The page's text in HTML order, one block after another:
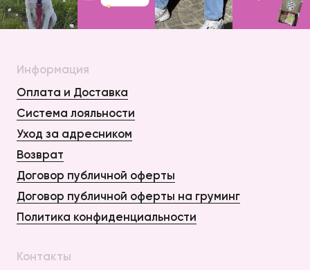
Информация
Оплата и Доставка
Система лояльности
Уход за адресником
Возврат
Договор публичной оферты
Договор публичной оферты на груминг
Политика конфиденциальности
Контакты